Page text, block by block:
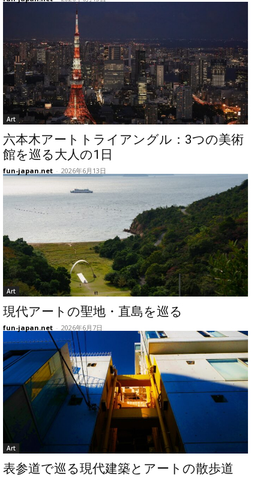
Art
六本木アートトライアングル：3つの美術
館を巡る大人の1日
fun-japan.net - 2026年6月13日
Art
現代アートの聖地・直島を巡る
fun-japan.net - 2026年6月7日
Art
表参道で巡る現代建築とアートの散歩道